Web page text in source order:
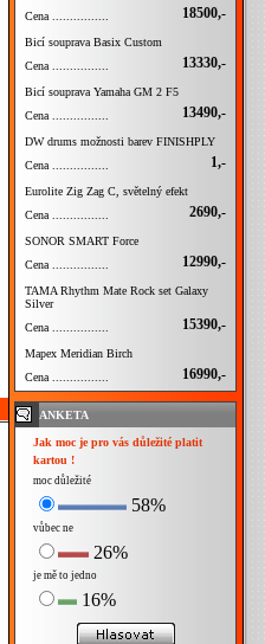
Cena ................
18500,-
Bicí souprava Basix Custom
Cena ................
13330,-
Bicí souprava Yamaha GM 2 F5
Cena ................
13490,-
DW drums možnosti barev FINISHPLY
Cena ................
1,-
Eurolite Zig Zag C, světelný efekt
Cena ................
2690,-
SONOR SMART Force
Cena ................
12990,-
TAMA Rhythm Mate Rock set Galaxy
Silver
Cena ................
15390,-
Mapex Meridian Birch
Cena ................
16990,-
ANKETA
Jak moc je pro vás důležité platit
kartou !
moc důležité
58%
vůbec ne
26%
je mě to jedno
16%